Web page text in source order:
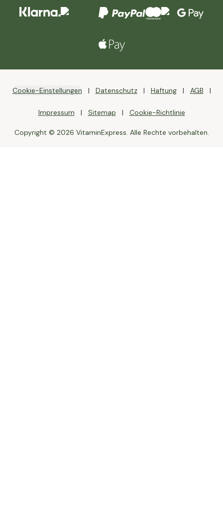
Cookie-Einstellungen Datenschutz Haftung AGB
Impressum Sitemap Cookie-Richtlinie
Copyright © 2026 VitaminExpress. Alle Rechte vorbehalten.